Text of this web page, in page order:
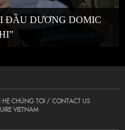
ĐẦU DƯƠNG DOMIC
HỆ CHÚNG TÔI / CONTACT US
VIETNAM